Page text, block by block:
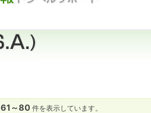
61～80 件を表示しています。